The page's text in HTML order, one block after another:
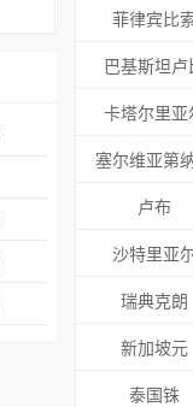
菲律宾比
巴基斯坦卢
卡塔尔里亚
塞尔维亚第
卢布
沙特里亚
瑞典克朗
新加坡元
泰国铢